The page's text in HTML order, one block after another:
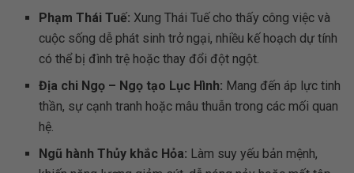
Phạm Thái Tuế: Xung Thái Tuế cho thấy công việc và
cuộc sống dễ phát sinh trở ngại, nhiều kế hoạch dự tính
có thể bị đình trệ hoặc thay đổi đột ngột.
Địa chi Ngọ – Ngọ tạo Lục Hình: Mang đến áp lực tinh
thần, sự cạnh tranh hoặc mâu thuẫn trong các mối quan
hệ.
Ngũ hành Thủy khắc Hỏa: Làm suy yếu bản mệnh,